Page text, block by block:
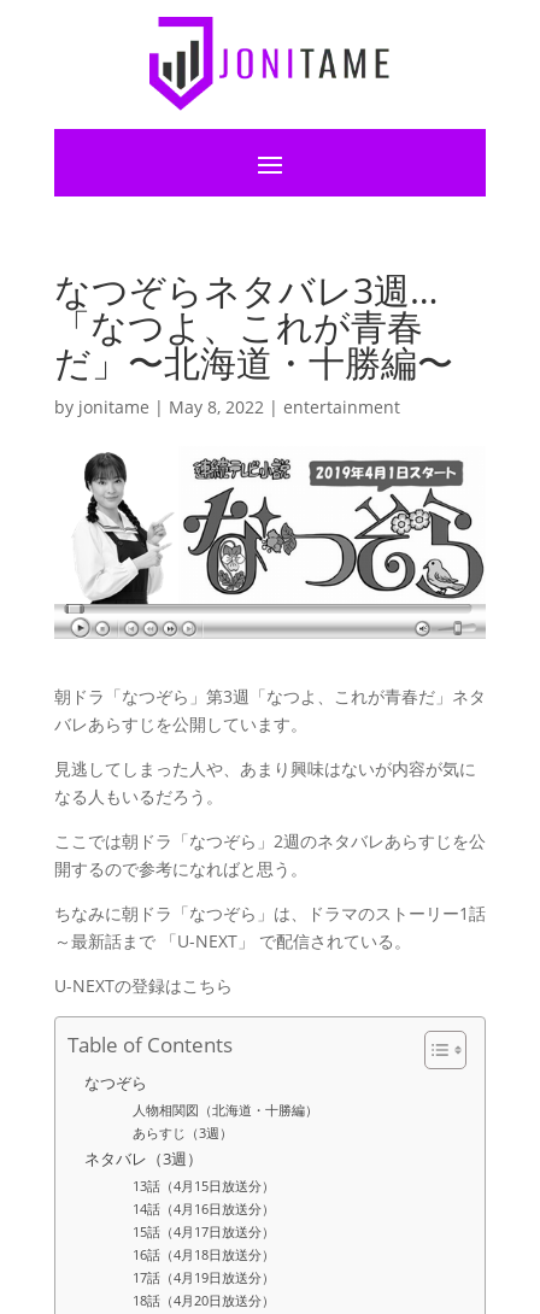
なつぞらネタバレ3週…
「なつよ、これが青春
だ」〜北海道・十勝編〜
by jonitame | May 8, 2022| entertainment
朝ドラ「なつぞら」第3週「なつよ、これが青春だ」ネタ
バレあらすじを公開しています。
見逃してしまった人や、あまり興味はないが内容が気に
なる人もいるだろう。
ここでは朝ドラ「なつぞら」2週のネタバレあらすじを公
開するので参考になればと思う。
ちなみに朝ドラ「なつぞら」は、ドラマのストーリー1話
～最新話まで
「U-NEXT」
で配信されている。
U-NEXTの登録はこちら
Table of Contents
なつぞら
人物相関図（北海道・十勝編）
あらすじ（3週）
ネタバレ（3週）
13話（4月15日放送分）
14話（4月16日放送分）
15話（4月17日放送分）
16話（4月18日放送分）
17話（4月19日放送分）
18話（4月20日放送分）